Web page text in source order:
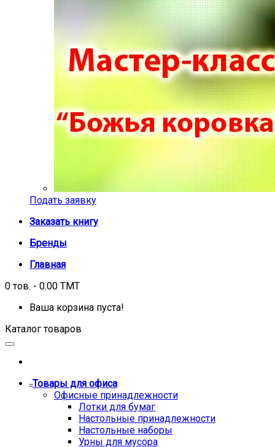
Подать заявку
Заказать книгу
Бренды
Главная
0 тов. - 0.00 TMT
Ваша корзина пуста!
Каталог товаров
Товары для офиса
Офисные принадлежности
Лотки для бумаг
Настольные принадлежности
Настольные наборы
Урны для мусора